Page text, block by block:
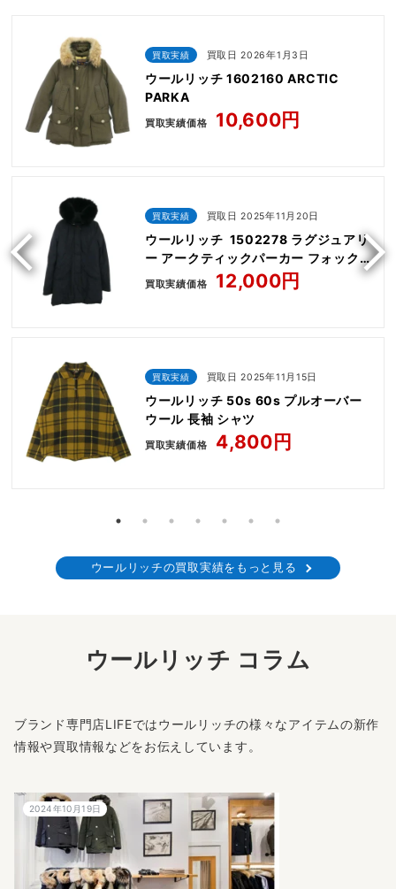
買取実績 買取日 2026年1月3日
ウールリッチ 1602160 ARCTIC
PARKA
買取実績価格 10,600円
買取実績 買取日 2025年11月20日
ウールリッチ 1502278 ラグジュアリ
ー アークティックパーカー フォックス
ファー ダウンコート
買取実績価格 12,000円
買取実績 買取日 2025年11月15日
ウールリッチ 50s 60s プルオーバー
ウール 長袖 シャツ
買取実績価格 4,800円
ウールリッチの買取実績をもっと見る
ウールリッチ コラム
ブランド専門店LIFEではウールリッチの様々なアイテムの新作
情報や買取情報などをお伝えしています。
2024年10月19日